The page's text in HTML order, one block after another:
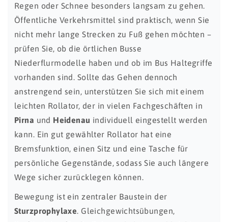
Regen oder Schnee besonders langsam zu gehen.
Öffentliche Verkehrsmittel sind praktisch, wenn Sie
nicht mehr lange Strecken zu Fuß gehen möchten –
prüfen Sie, ob die örtlichen Busse
Niederflurmodelle haben und ob im Bus Haltegriffe
vorhanden sind. Sollte das Gehen dennoch
anstrengend sein, unterstützen Sie sich mit einem
leichten Rollator, der in vielen Fachgeschäften in
Pirna und Heidenau individuell eingestellt werden
kann. Ein gut gewählter Rollator hat eine
Bremsfunktion, einen Sitz und eine Tasche für
persönliche Gegenstände, sodass Sie auch längere
Wege sicher zurücklegen können.
Bewegung ist ein zentraler Baustein der
Sturzprophylaxe . Gleichgewichtsübungen,